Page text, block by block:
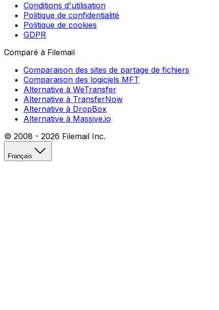
Conditions d'utilisation
Politique de confidentialité
Politique de cookies
GDPR
Comparé à Filemail
Comparaison des sites de partage de fichiers
Comparaison des logiciels MFT
Alternative à WeTransfer
Alternative à TransferNow
Alternative à DropBox
Alternative à Massive.io
© 2008 - 2026 Filemail Inc.
Français